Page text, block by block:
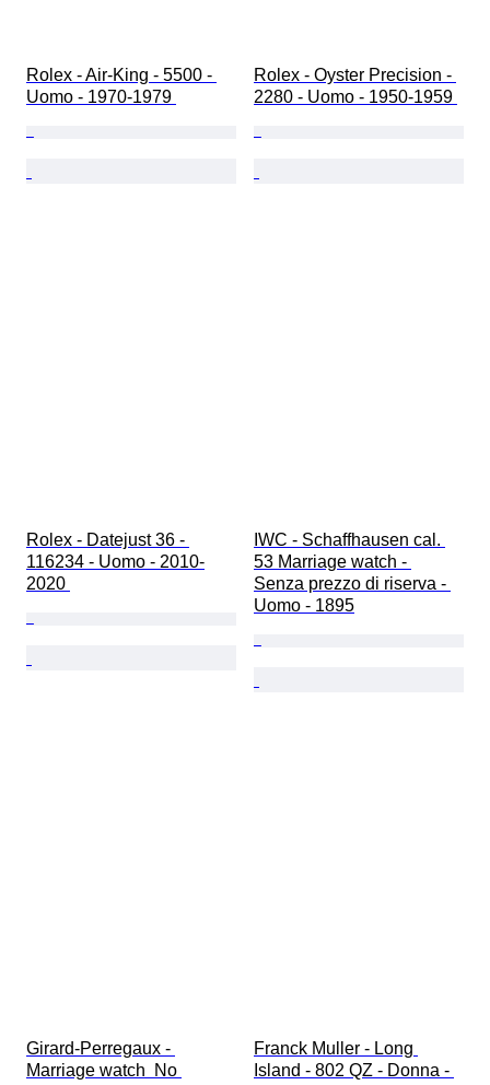
Rolex - Air-King - 5500 -
Uomo - 1970-1979
Rolex - Oyster Precision -
2280 - Uomo - 1950-1959
Rolex - Datejust 36 -
116234 - Uomo - 2010-
2020
IWC - Schaffhausen cal.
53 Marriage watch -
Senza prezzo di riserva -
Uomo - 1895
Girard-Perregaux -
Marriage watch  No
Franck Muller - Long
Island - 802 QZ - Donna -